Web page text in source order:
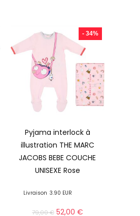
- 34%
Pyjama interlock à
illustration THE MARC
JACOBS BEBE COUCHE
UNISEXE Rose
Livraison 3.90 EUR
79,00€ 52,00 €